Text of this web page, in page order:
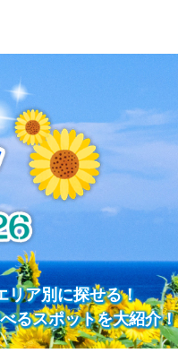
リア別に探せる！
るスポットを大紹介！